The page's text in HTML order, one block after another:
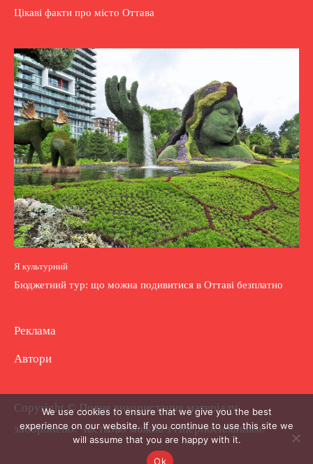
Цікаві факти про місто Оттава
Я культурний
Бюджетний тур: що можна подивитися в Оттаві безплатно
Реклама
Автори
Copyright © Повне використання матеріалу
заборонено. Частково можна з гіперпосиланням.
We use cookies to ensure that we give you the best
experience on our website. If you continue to use this site we
will assume that you are happy with it.
Ok